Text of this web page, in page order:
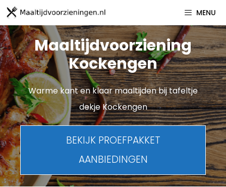
Spring
naar
inhoud
MENU
Maaltijdvoorziening
Kockengen
Warme kant en klaar maaltijden bij tafeltje
dekje Kockengen
BEKIJK PROEFPAKKET
AANBIEDINGEN